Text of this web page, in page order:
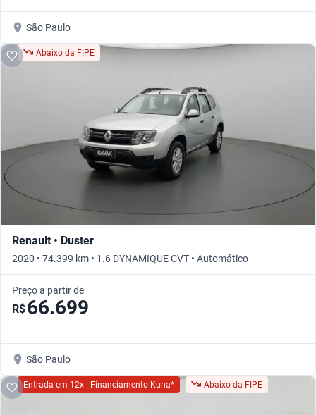
São Paulo
Abaixo da FIPE
Renault • Duster
2020 • 74.399 km • 1.6 DYNAMIQUE CVT • Automático
Preço a partir de
R$66.699
São Paulo
Entrada em 12x - Financiamento Kuna* Abaixo da FIPE